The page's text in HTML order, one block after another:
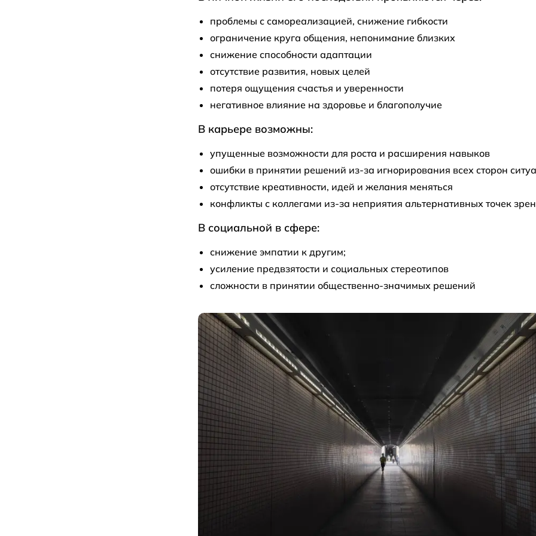
проблемы с самореализацией, снижение гибкости
ограничение круга общения, непонимание близких
снижение способности адаптации
отсутствие развития, новых целей
потеря ощущения счастья и уверенности
негативное влияние на здоровье и благополучие
В карьере возможны:
упущенные возможности для роста и расширения навыков
ошибки в принятии решений из-за игнорирования всех сторон
отсутствие креативности, идей и желания меняться
конфликты с коллегами из-за неприятия альтернативных точек
В социальной в сфере:
снижение эмпатии к другим;
усиление предвзятости и социальных стереотипов
сложности в принятии общественно-значимых решений